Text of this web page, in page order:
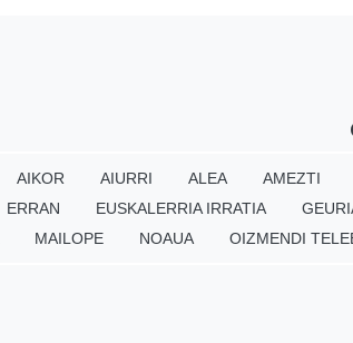
AIKOR AIURRI ALEA AMEZTI
ERRAN EUSKALERRIA IRRATIA
MAILOPE NOAUA OIZMENDI